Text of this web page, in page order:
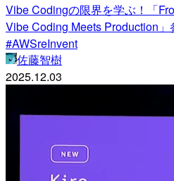
Vibe Codingの限界を学ぶ！「
Vibe Coding Meets Production」
#AWSreInvent
佐藤智樹
2025.12.03